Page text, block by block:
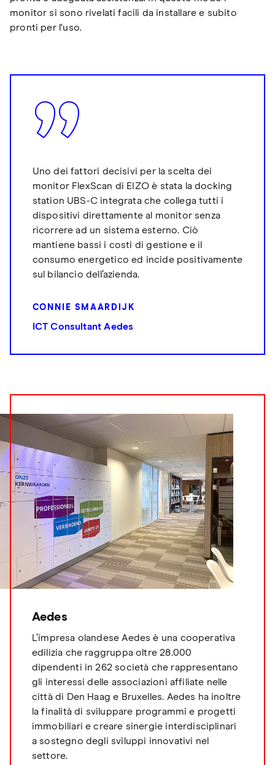
monitor si sono rivelati facili da installare e subito
pronti per l‘uso.
Uno dei fattori decisivi per la scelta dei
monitor FlexScan di EIZO è stata la docking
station UBS-C integrata che collega tutti i
dispositivi direttamente al monitor senza
ricorrere ad un sistema esterno. Ciò
mantiene bassi i costi di gestione e il
consumo energetico ed incide positivamente
sul bilancio dell’azienda.
CONNIE SMAARDIJK
ICT Consultant Aedes
Aedes
L’impresa olandese Aedes è una cooperativa
edilizia che raggruppa oltre 28.000
dipendenti in 262 società che rappresentano
gli interessi delle associazioni affiliate nelle
città di Den Haag e Bruxelles. Aedes ha inoltre
la finalità di sviluppare programmi e progetti
immobiliari e creare sinergie interdisciplinari
a sostegno degli sviluppi innovativi nel
settore.